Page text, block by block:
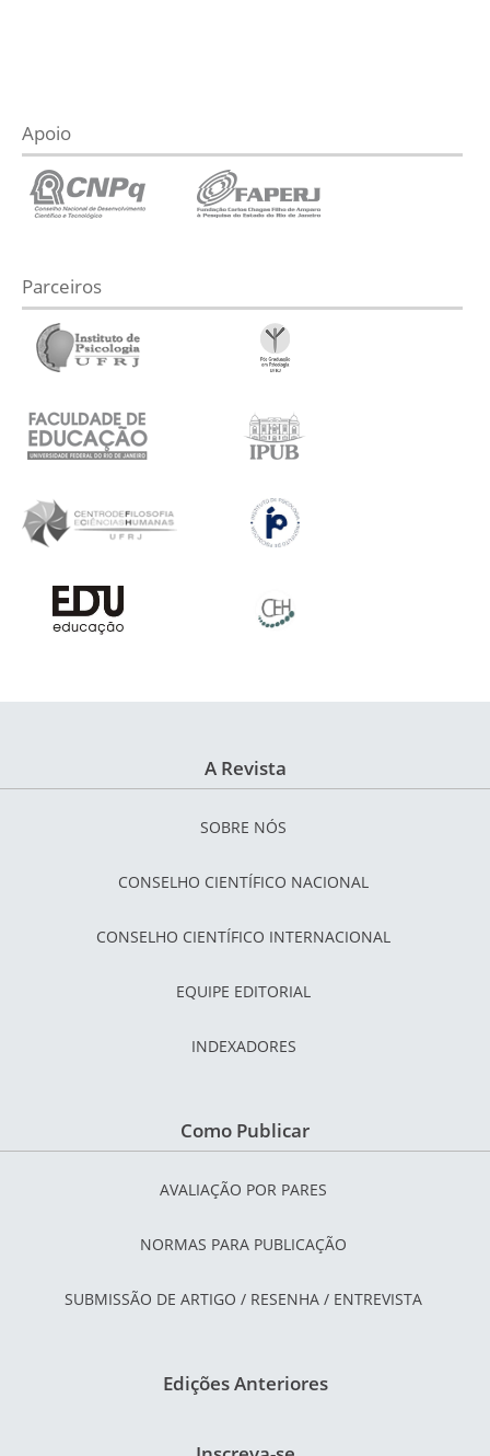
Apoio
Parceiros
A Revista
SOBRE NÓS
CONSELHO CIENTÍFICO NACIONAL
CONSELHO CIENTÍFICO INTERNACIONAL
EQUIPE EDITORIAL
INDEXADORES
Como Publicar
AVALIAÇÃO POR PARES
NORMAS PARA PUBLICAÇÃO
SUBMISSÃO DE ARTIGO / RESENHA / ENTREVISTA
Edições Anteriores